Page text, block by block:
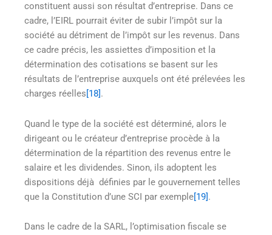
constituent aussi son résultat d’entreprise. Dans ce
cadre, l’EIRL pourrait éviter de subir l’impôt sur la
société au détriment de l’impôt sur les revenus. Dans
ce cadre précis, les assiettes d’imposition et la
détermination des cotisations se basent sur les
résultats de l’entreprise auxquels ont été prélevées les
charges réelles[18].
Quand le type de la société est déterminé, alors le
dirigeant ou le créateur d’entreprise procède à la
détermination de la répartition des revenus entre le
salaire et les dividendes. Sinon, ils adoptent les
dispositions déjà définies par le gouvernement telles
que la Constitution d’une SCI par exemple[19].
Dans le cadre de la SARL, l’optimisation fiscale se